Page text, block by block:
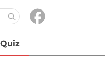
Quiz